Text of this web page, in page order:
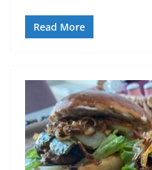
Read More